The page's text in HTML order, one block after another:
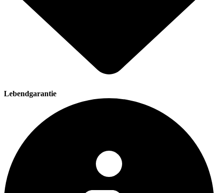
Lebendgarantie